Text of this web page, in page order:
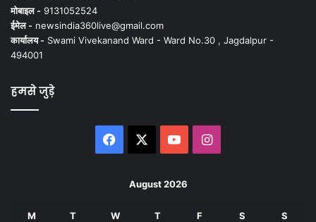
मोबाइल - 9131052524
ईमेल - newsindia360live@gmail.com
कार्यालय - Swami Vivekanand Ward - Ward No.30 , Jagdalpur -
494001
हमसे जुड़े
Facebook YouTubeInstagram
August 2026
M T W T F S S